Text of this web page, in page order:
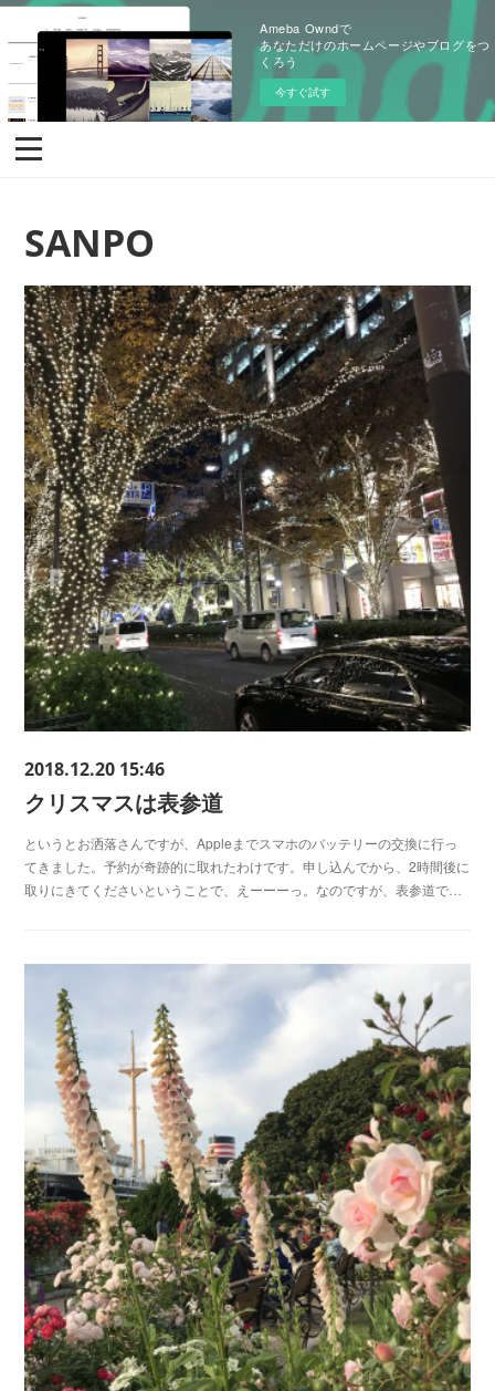
Ameba Owndで
あなただけのホームページやブログをつ
くろう
今すぐ試す
SANPO
2018.12.20 15:46
クリスマスは表参道
というとお洒落さんですが、Appleまでスマホのバッテリーの交換に行っ
てきました。予約が奇跡的に取れたわけです。申し込んでから、2時間後に
取りにきてくださいということで、えーーーっ。なのですが、表参道で…